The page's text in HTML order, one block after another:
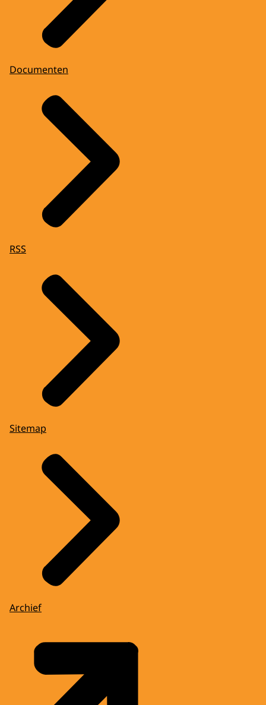
Documenten
RSS
Sitemap
Archief